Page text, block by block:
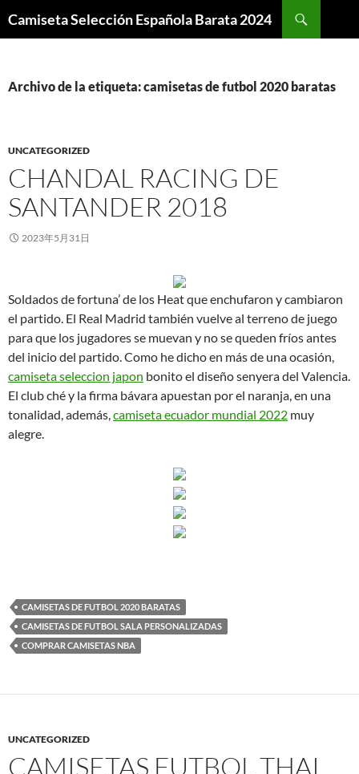
Camiseta Selección Española Barata 2024
Archivo de la etiqueta: camisetas de futbol 2020 baratas
UNCATEGORIZED
CHANDAL RACING DE
SANTANDER 2018
2023年5月31日
Soldados de fortuna’ de los Heat que enchufaron y cambiaron
el partido. El Real Madrid también vuelve al terreno de juego
para que los jugadores se muevan y no se queden fríos antes
del inicio del partido. Como he dicho en más de una ocasión,
camiseta seleccion japon bonito el diseño senyera del Valencia.
El club ché y la firma bávara apuestan por el naranja, en una
tonalidad, además,camiseta ecuador mundial 2022 muy
alegre.
CAMISETAS DE FUTBOL 2020 BARATAS
CAMISETAS DE FUTBOL SALA PERSONALIZADAS
COMPRAR CAMISETAS NBA
UNCATEGORIZED
CAMISETAS FUTBOL THAI